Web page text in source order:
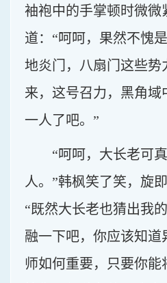
袖袍中的手掌顿时微微
道：“呵呵，果然不愧
地炎门，八扇门这些势
来，这号召力，黑角域
一人了吧。”
“呵呵，大长老可
人。”韩枫笑了笑，旋
“既然大长老也猜出我
融一下吧，你应该知道
师如何重要，只要你能